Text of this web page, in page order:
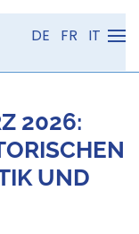
DE FR IT
2026:
UND